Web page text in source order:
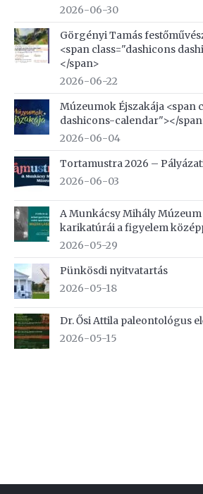
2026-06-30
Görgényi Tamás
<span class="dashicons
</span>
2026-06-22
Múzeumok Éjszakája <span
dashicons-calendar"></
2026-06-04
Tortamustra 2026 –
2026-06-03
A Munkácsy Mihály
karikatúrái a figyelem
2026-05-29
Pünkösdi nyitvatartás
2026-05-18
Dr. Ősi Attila paleontológus
2026-05-15